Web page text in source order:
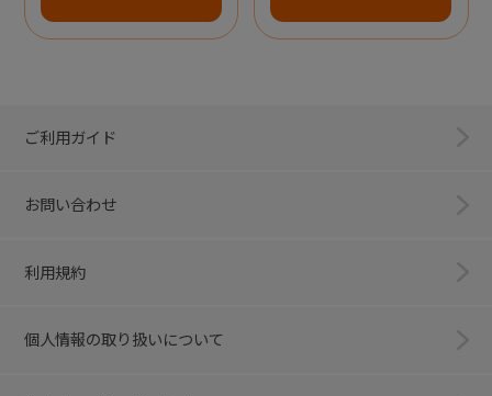
ご利用ガイド
お問い合わせ
利用規約
個人情報の取り扱いについて